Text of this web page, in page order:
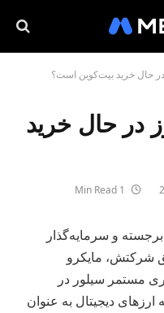
در حال خرید بیت‌کوین است؟
در حال خرید
برجسته و سرمایه‌گذار
شرکتش، مایکرو
مستمر سیلور در
دیجیتال به عنوان